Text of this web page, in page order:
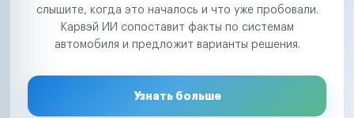
слышите, когда это началось и что уже пробовали.
Карвэй ИИ сопоставит факты по системам
автомобиля и предложит варианты решения.
Узнать больше